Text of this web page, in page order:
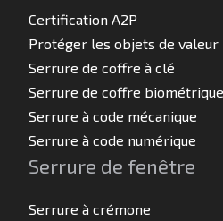
Certification A2P
Protéger les objets de valeur
Serrure de coffre à clé
Serrure de coffre biométrique
Serrure à code mécanique
Serrure à code numérique
Serrure de fenêtre
Serrure à crémone